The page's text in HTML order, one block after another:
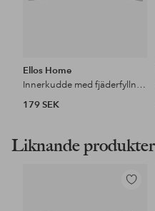
Ellos Home
Innerkudde med fjäderfyllning 60x40 cm
179 SEK
Liknande produkter
Lägg